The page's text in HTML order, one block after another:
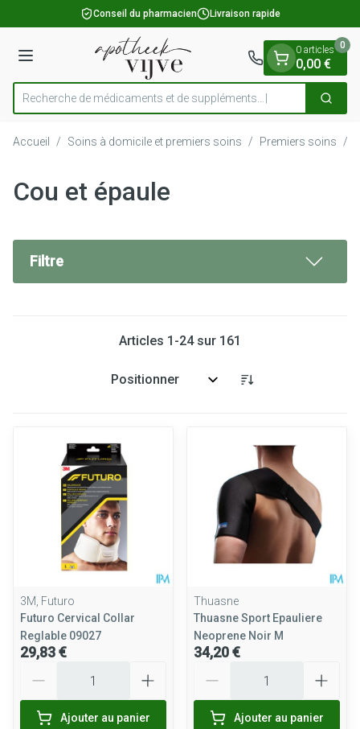
Aller au contenu
1 de 1Conseil du pharmacien Livraison rapide
Menu
Rechercher
Recherche de médicaments e
0 articles
0,00 €
0
Accueil / Soins à domicile et premiers soins / Premiers soins /
Cou et épaule
Filtre
Articles 1 -24sur 161
Trier par:
3M, Futuro
Futuro Cervical Collar
Reglable 09027
29,83 €
Ajouter au panier
Thuasne
Thuasne Sport Epauliere
Neoprene Noir M
34,20 €
Ajouter au panier